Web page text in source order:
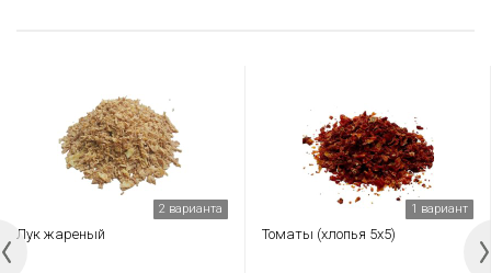
2 варианта
Лук жареный
1 вариант
Томаты (хлопья 5х5)